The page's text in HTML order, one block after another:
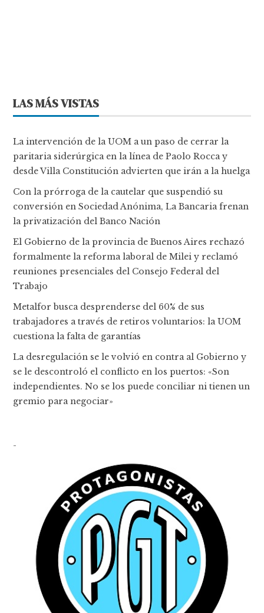
LAS MÁS VISTAS
La intervención de la UOM a un paso de cerrar la
paritaria siderúrgica en la línea de Paolo Rocca y
desde Villa Constitución advierten que irán a la huelga
Con la prórroga de la cautelar que suspendió su
conversión en Sociedad Anónima, La Bancaria frenan
la privatización del Banco Nación
El Gobierno de la provincia de Buenos Aires rechazó
formalmente la reforma laboral de Milei y reclamó
reuniones presenciales del Consejo Federal del
Trabajo
Metalfor busca desprenderse del 60% de sus
trabajadores a través de retiros voluntarios: la UOM
cuestiona la falta de garantías
La desregulación se le volvió en contra al Gobierno y
se le descontroló el conflicto en los puertos: «Son
independientes. No se los puede conciliar ni tienen un
gremio para negociar»
-